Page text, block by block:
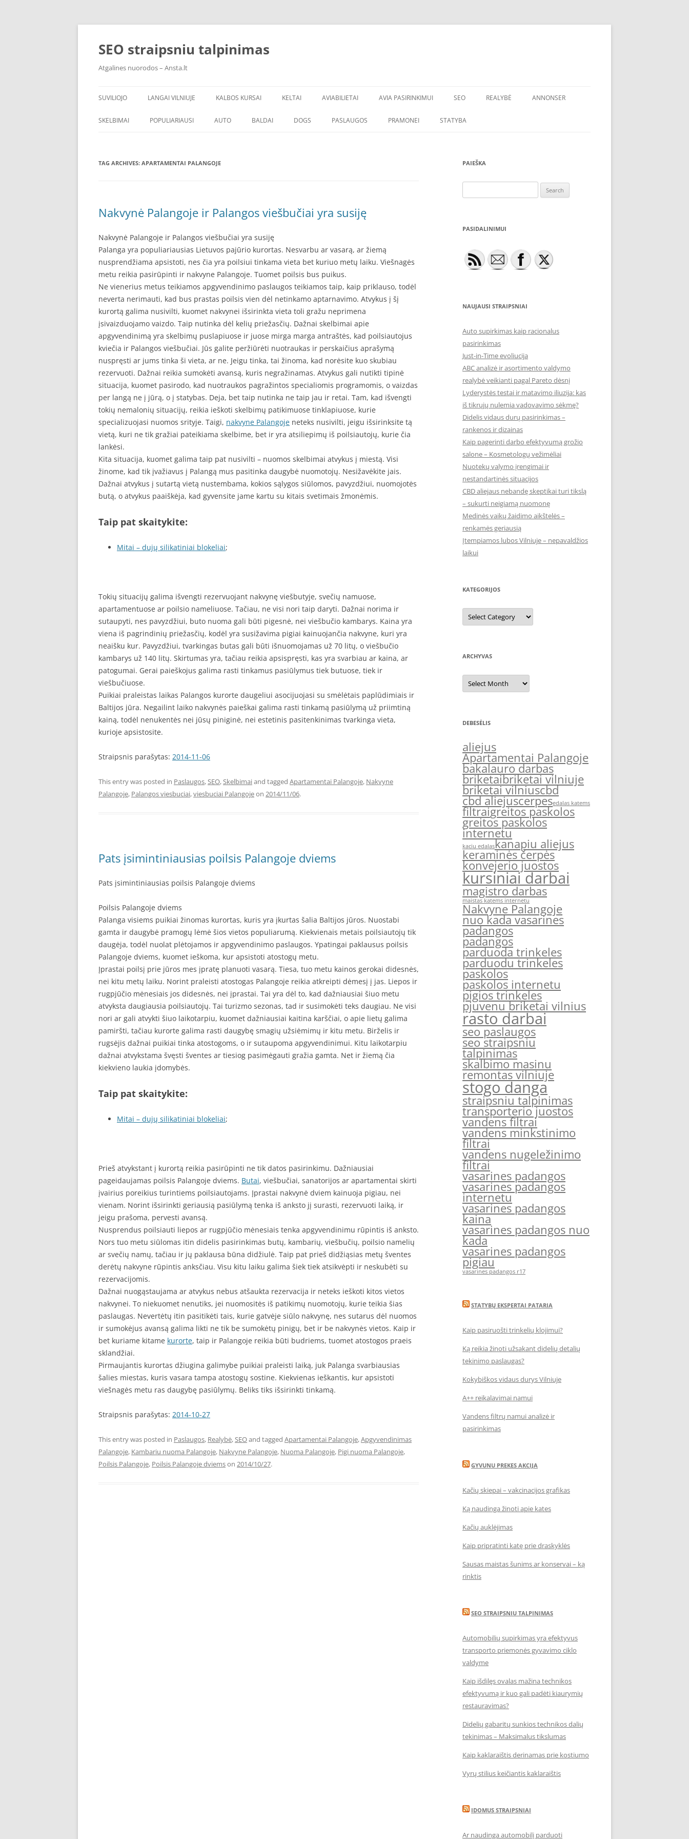
Skip
SEO straipsniu talpinimas
Atgalines nuorodos – Ansta.lt
SUVILIOJO LANGAI VILNIUJE KALBOS KURSAI KELTAI AVIABILIETAI AVIA PASIRINKIMUI SEO REALYBĖ ANNONSER
SKELBIMAI POPULIARIAUSI AUTO BALDAI DOGS PASLAUGOS PRAMONEI STATYBA
TAG ARCHIVES: APARTAMENTAI PALANGOJE
Nakvynė Palangoje ir Palangos viešbučiai yra susiję
Nakvynė Palangoje ir Palangos viešbučiai yra susiję
Palanga yra populiariausias Lietuvos pajūrio kurortas. Nesvarbu ar vasarą, ar žiemą
nusprendžiama apsistoti, nes čia yra poilsiui tinkama vieta bet kuriuo metų laiku. Viešnagės
metu reikia pasirūpinti ir nakvyne Palangoje. Tuomet poilsis bus puikus.
Ne vienerius metus teikiamos apgyvendinimo paslaugos teikiamos taip, kaip priklauso, todėl
neverta nerimauti, kad bus prastas poilsis vien dėl netinkamo aptarnavimo. Atvykus į šį
kurortą galima nusivilti, kuomet nakvynei išsirinkta vieta toli gražu neprimena
įsivaizduojamo vaizdo. Taip nutinka dėl kelių priežasčių. Dažnai skelbimai apie
apgyvendinimą yra skelbimų puslapiuose ir juose mirga marga antraštės, kad poilsiautojus
kviečia ir Palangos viešbučiai. Jūs galite peržiūrėti nuotraukas ir perskaičius aprašymą
nuspręsti ar jums tinka ši vieta, ar ne. Jeigu tinka, tai žinoma, kad norėsite kuo skubiau
rezervuoti. Dažnai reikia sumokėti avansą, kuris negražinamas. Atvykus gali nutikti tipinė
situacija, kuomet pasirodo, kad nuotraukos pagražintos specialiomis programomis, o vaizdas
per langą ne į jūrą, o į statybas. Deja, bet taip nutinka ne taip jau ir retai. Tam, kad išvengti
tokių nemalonių situacijų, reikia ieškoti skelbimų patikimuose tinklapiuose, kurie
specializuojasi nuomos srityje. Taigi, nakvyne Palangoje neteks nusivilti, jeigu išsirinksite tą
vietą, kuri ne tik gražiai pateikiama skelbime, bet ir yra atsiliepimų iš poilsiautojų, kurie čia
lankėsi.
Kita situacija, kuomet galima taip pat nusivilti – nuomos skelbimai atvykus į miestą. Visi
žinome, kad tik įvažiavus į Palangą mus pasitinka daugybė nuomotojų. Nesižavėkite jais.
Dažnai atvykus į sutartą vietą nustembama, kokios sąlygos siūlomos, pavyzdžiui, nuomojotės
butą, o atvykus paaiškėja, kad gyvensite jame kartu su kitais svetimais žmonėmis.
Taip pat skaitykite:
Mitai – dujų silikatiniai blokeliai;
Tokių situacijų galima išvengti rezervuojant nakvynę viešbutyje, svečių namuose,
apartamentuose ar poilsio nameliuose. Tačiau, ne visi nori taip daryti. Dažnai norima ir
sutaupyti, nes pavyzdžiui, buto nuoma gali būti pigesnė, nei viešbučio kambarys. Kaina yra
viena iš pagrindinių priežasčių, kodėl yra susižavima pigiai kainuojančia nakvyne, kuri yra
neaišku kur. Pavyzdžiui, tvarkingas butas gali būti išnuomojamas už 70 litų, o viešbučio
kambarys už 140 litų. Skirtumas yra, tačiau reikia apsispręsti, kas yra svarbiau ar kaina, ar
patogumai. Gerai paieškojus galima rasti tinkamus pasiūlymus tiek butuose, tiek ir
viešbučiuose.
Puikiai praleistas laikas Palangos kurorte daugeliui asocijuojasi su smėlėtais paplūdimiais ir
Baltijos jūra. Negailint laiko nakvynės paieškai galima rasti tinkamą pasiūlymą už priimtiną
kainą, todėl nenukentės nei jūsų piniginė, nei estetinis pasitenkinimas tvarkinga vieta,
kurioje apsistosite.
Straipsnis parašytas: 2014-11-06
This entry was posted in Paslaugos,SEO,Skelbimaiand tagged Apartamentai Palangoje, Nakvyne
Palangoje, Palangos viesbuciai,viesbuciai Palangojeon 2014/11/06.
Pats įsimintiniausias poilsis Palangoje dviems
Pats įsimintiniausias poilsis Palangoje dviems
Poilsis Palangoje dviems
Palanga visiems puikiai žinomas kurortas, kuris yra įkurtas šalia Baltijos jūros. Nuostabi
gamta ir daugybė pramogų lėmė šios vietos populiarumą. Kiekvienais metais poilsiautojų tik
daugėja, todėl nuolat plėtojamos ir apgyvendinimo paslaugos. Ypatingai paklausus poilsis
Palangoje dviems, kuomet ieškoma, kur apsistoti atostogų metu.
Įprastai poilsį prie jūros mes įpratę planuoti vasarą. Tiesa, tuo metu kainos gerokai didesnės,
nei kitu metų laiku. Norint praleisti atostogas Palangoje reikia atkreipti dėmesį į jas. Liepos ir
rugpjūčio mėnesiais jos didesnės, nei įprastai. Tai yra dėl to, kad dažniausiai šiuo metu
atvyksta daugiausia poilsiautojų. Tai turizmo sezonas, tad ir susimokėti teks daugiau. Ne visi
nori ar gali atvykti šiuo laikotarpiu, kuomet dažniausiai kaitina karščiai, o apie lietų galima
pamiršti, tačiau kurorte galima rasti daugybę smagių užsiėmimų ir kitu metu. Birželis ir
rugsėjis dažnai puikiai tinka atostogoms, o ir sutaupoma apgyvendinimui. Kitu laikotarpiu
dažnai atvykstama švęsti šventes ar tiesiog pasimėgauti gražia gamta. Net ir žiemą čia
kiekvieno laukia įdomybės.
Taip pat skaitykite:
Mitai – dujų silikatiniai blokeliai;
Prieš atvykstant į kurortą reikia pasirūpinti ne tik datos pasirinkimu. Dažniausiai
pageidaujamas poilsis Palangoje dviems. Butai, viešbučiai, sanatorijos ar apartamentai skirti
įvairius poreikius turintiems poilsiautojams. Įprastai nakvynė dviem kainuoja pigiau, nei
vienam. Norint išsirinkti geriausią pasiūlymą tenka iš anksto jį surasti, rezervuoti laiką, ir
jeigu prašoma, pervesti avansą.
Nusprendus poilsiauti liepos ar rugpjūčio mėnesiais tenka apgyvendinimu rūpintis iš anksto.
Nors tuo metu siūlomas itin didelis pasirinkimas butų, kambarių, viešbučių, poilsio namelių
ar svečių namų, tačiau ir jų paklausa būna didžiulė. Taip pat prieš didžiąsias metų šventes
derėtų nakvyne rūpintis anksčiau. Visu kitu laiku galima šiek tiek atsikvėpti ir neskubėti su
rezervacijomis.
Dažnai nuogąstaujama ar atvykus nebus atšaukta rezervacija ir neteks ieškoti kitos vietos
nakvynei. To niekuomet nenutiks, jei nuomositės iš patikimų nuomotojų, kurie teikia šias
paslaugas. Nevertėtų itin pasitikėti tais, kurie gatvėje siūlo nakvynę, nes sutarus dėl nuomos
ir sumokėjus avansą galima likti ne tik be sumokėtų pinigų, bet ir be nakvynės vietos. Kaip ir
bet kuriame kitame kurorte, taip ir Palangoje reikia būti budriems, tuomet atostogos praeis
sklandžiai.
Pirmaujantis kurortas džiugina galimybe puikiai praleisti laiką, juk Palanga svarbiausias
šalies miestas, kuris vasara tampa atostogų sostine. Kiekvienas ieškantis, kur apsistoti
viešnagės metu ras daugybę pasiūlymų. Beliks tiks išsirinkti tinkamą.
Straipsnis parašytas: 2014-10-27
This entry was posted in Paslaugos, Realybė,SEOand tagged Apartamentai Palangoje,Apgyvendinimas
Palangoje, Kambariu nuoma Palangoje, Nakvyne Palangoje, Nuoma Palangoje, Pigi nuoma Palangoje,
Poilsis Palangoje, Poilsis Palangoje dviemson 2014/10/27.
PAIEŠKA
for:
PASIDALINIMUI
NAUJAUSI STRAIPSNIAI
Auto supirkimas kaip racionalus
pasirinkimas
Just-in-Time evoliucija
ABC analizė ir asortimento valdymo
realybė veikianti pagal Pareto dėsnį
Lyderystės testai ir matavimo iliuzija: kas
iš tikrųjų nulemia vadovavimo sėkmę?
Didelis vidaus durų pasirinkimas –
rankenos ir dizainas
Kaip pagerinti darbo efektyvumą grožio
salone – Kosmetologų vežimėliai
Nuotekų valymo įrengimai ir
nestandartinės situacijos
CBD aliejaus nebandę skeptikai turi tikslą
– sukurti neigiamą nuomonę
Medinės vaikų žaidimo aikštelės –
renkamės geriausią
Įtempiamos lubos Vilniuje – nepavaldžios
laikui
KATEGORIJOS
Kategorijos
ARCHYVAS
Archyvas
DEBESĖLIS
aliejus
Apartamentai Palangoje
bakalauro darbas
briketaibriketai vilniuje
briketai vilniuscbd
cbd aliejuscerpesedalas katems
filtraigreitos paskolos
greitos paskolos
internetu
kaciu edalaskanapiu aliejus
keraminės čerpės
konvejerio juostos
kursiniai darbai
magistro darbas
maistas katems internetu
Nakvyne Palangoje
nuo kada vasarines
padangos
padangos
parduoda trinkeles
parduodu trinkeles
paskolos
paskolos internetu
pigios trinkeles
pjuvenu briketai vilnius
rasto darbai
seo paslaugos
seo straipsniu
talpinimas
skalbimo masinu
remontas vilniuje
stogo danga
straipsniu talpinimas
transporterio juostos
vandens filtrai
vandens minkstinimo
filtrai
vandens nugeležinimo
filtrai
vasarines padangos
vasarines padangos
internetu
vasarines padangos
kaina
vasarines padangos nuo
kada
vasarines padangos
pigiau
vasarines padangos r17
STATYBŲ EKSPERTAI PATARIA
Kaip pasiruošti trinkelių klojimui?
Ką reikia žinoti užsakant didelių detalių
tekinimo paslaugas?
Kokybiškos vidaus durys Vilniuje
A++ reikalavimai namui
Vandens filtrų namui analizė ir
pasirinkimas
GYVUNU PREKES AKCIJA
Kačių skiepai – vakcinacijos grafikas
Ką naudinga žinoti apie kates
Kačių auklėjimas
Kaip pripratinti katę prie draskyklės
Sausas maistas šunims ar konservai – ką
rinktis
SEO STRAIPSNIU TALPINIMAS
Automobilių supirkimas yra efektyvus
transporto priemonės gyvavimo ciklo
valdyme
Kaip išdilęs ovalas mažina technikos
efektyvumą ir kuo gali padėti kiaurymių
restauravimas?
Didelių gabaritų sunkios technikos dalių
tekinimas – Maksimalus tikslumas
Kaip kaklaraištis derinamas prie kostiumo
Vyrų stilius keičiantis kaklaraištis
IDOMUS STRAIPSNIAI
Ar naudinga automobilį parduoti